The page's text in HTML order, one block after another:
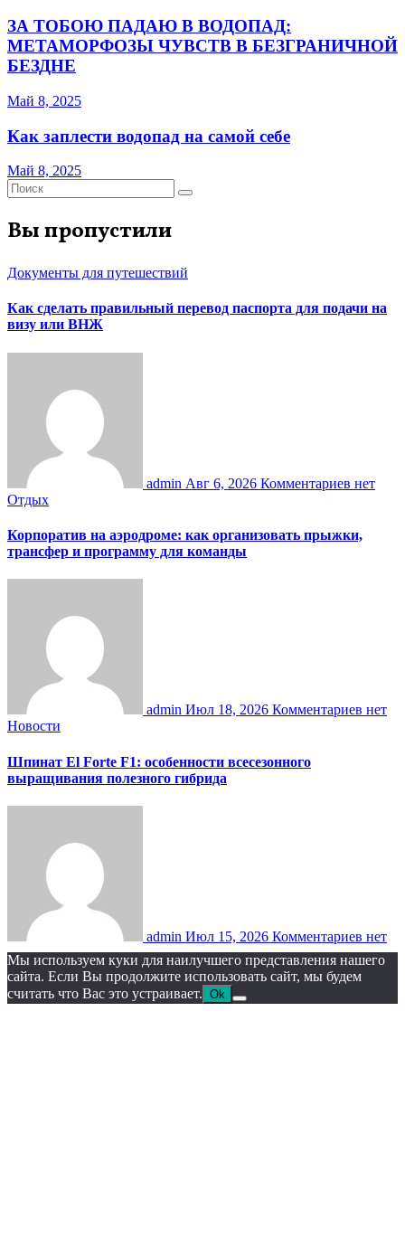
ЗА ТОБОЮ ПАДАЮ В ВОДОПАД:
МЕТАМОРФОЗЫ ЧУВСТВ В БЕЗГРАНИЧНОЙ
БЕЗДНЕ
Май 8, 2025
Как заплести водопад на самой себе
Май 8, 2025
Вы пропустили
Документы для путешествий
Как сделать правильный перевод паспорта для подачи на
визу или ВНЖ
admin Авг 6, 2026 Комментариев нет
Отдых
Корпоратив на аэродроме: как организовать прыжки,
трансфер и программу для команды
admin Июл 18, 2026 Комментариев нет
Новости
Шпинат El Forte F1: особенности всесезонного
выращивания полезного гибрида
admin Июл 15, 2026 Комментариев нет
Мы используем куки для наилучшего представления нашего
сайта. Если Вы продолжите использовать сайт, мы будем
считать что Вас это устраивает. Ok